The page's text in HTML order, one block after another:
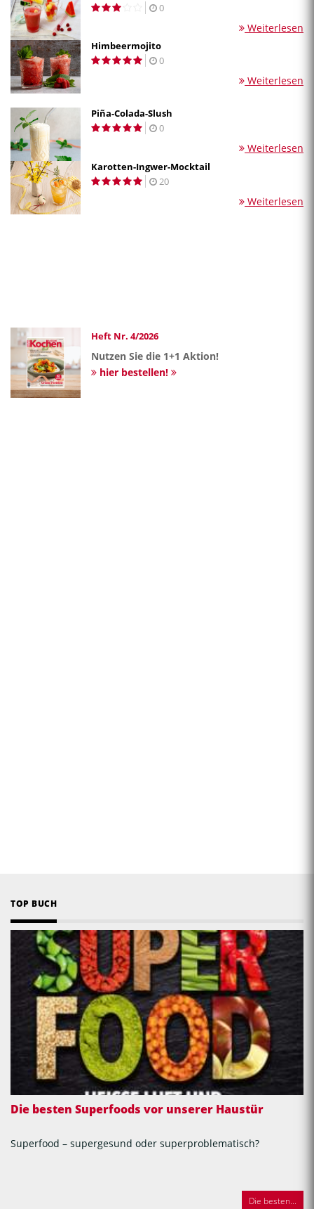
0
Weiterlesen
Himbeermojito
0
Weiterlesen
Piña-Colada-Slush
0
Weiterlesen
Karotten-Ingwer-Mocktail
20
Weiterlesen
Heft Nr. 4/2026
Nutzen Sie die 1+1 Aktion!
hier bestellen!
TOP BUCH
Die besten Superfoods vor unserer Haustür
Superfood – supergesund oder superproblematisch?
Die besten...